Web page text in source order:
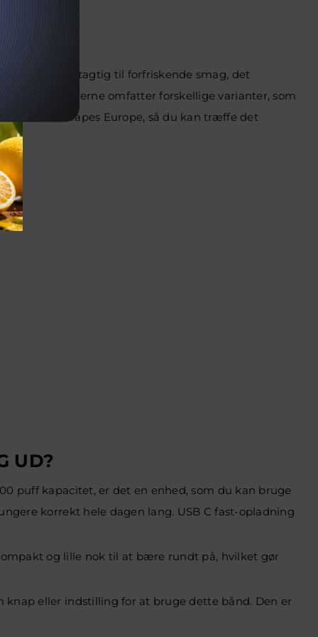
Fra frugtagtig til forfriskende smag, det
før. Mulighederne omfatter forskellige varianter, som
hos Vapes Europe, så du kan træffe det
UD?
puff kapacitet, er det en enhed, som du kan bruge
korrekt hele dagen lang. USB C fast-opladning
og lille nok til at bære rundt på, hvilket gør
knap eller indstilling for at bruge dette bånd. Den er